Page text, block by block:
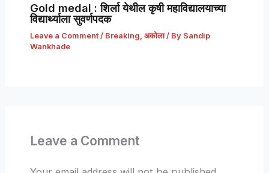
Gold medal : शिर्ला येथील कृषी महाविद्यालयाच्या
विद्यार्थ्याला सुवर्णपदक
Leave a Comment / Breaking अकोला/ By Sandip
Wankhade
Leave a Comment